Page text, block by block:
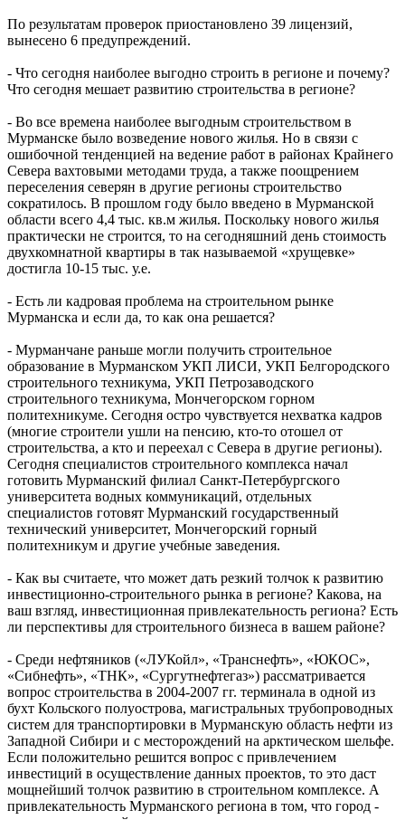
По результатам проверок приостановлено 39 лицензий,
вынесено 6 предупреждений.
- Что сегодня наиболее выгодно строить в регионе и почему?
Что сегодня мешает развитию строительства в регионе?
- Во все времена наиболее выгодным строительством в
Мурманске было возведение нового жилья. Но в связи с
ошибочной тенденцией на ведение работ в районах Крайнего
Севера вахтовыми методами труда, а также поощрением
переселения северян в другие регионы строительство
сократилось. В прошлом году было введено в Мурманской
области всего 4,4 тыс. кв.м жилья. Поскольку нового жилья
практически не строится, то на сегодняшний день стоимость
двухкомнатной квартиры в так называемой «хрущевке»
достигла 10-15 тыс. у.е.
- Есть ли кадровая проблема на строительном рынке
Мурманска и если да, то как она решается?
- Мурманчане раньше могли получить строительное
образование в Мурманском УКП ЛИСИ, УКП Белгородского
строительного техникума, УКП Петрозаводского
строительного техникума, Мончегорском горном
политехникуме. Сегодня остро чувствуется нехватка кадров
(многие строители ушли на пенсию, кто-то отошел от
строительства, а кто и переехал с Севера в другие регионы).
Сегодня специалистов строительного комплекса начал
готовить Мурманский филиал Санкт-Петербургского
университета водных коммуникаций, отдельных
специалистов готовят Мурманский государственный
технический университет, Мончегорский горный
политехникум и другие учебные заведения.
- Как вы считаете, что может дать резкий толчок к развитию
инвестиционно-строительного рынка в регионе? Какова, на
ваш взгляд, инвестиционная привлекательность региона? Есть
ли перспективы для строительного бизнеса в вашем районе?
- Среди нефтяников («ЛУКойл», «Транснефть», «ЮКОС»,
«Сибнефть», «ТНК», «Сургутнефтегаз») рассматривается
вопрос строительства в 2004-2007 гг. терминала в одной из
бухт Кольского полуострова, магистральных трубопроводных
систем для транспортировки в Мурманскую область нефти из
Западной Сибири и с месторождений на арктическом шельфе.
Если положительно решится вопрос с привлечением
инвестиций в осуществление данных проектов, то это даст
мощнейший толчок развитию в строительном комплексе. А
привлекательность Мурманского региона в том, что город -